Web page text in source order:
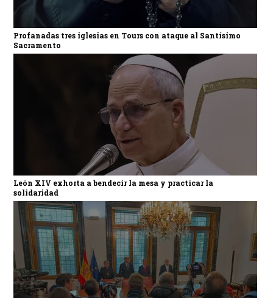
Profanadas tres iglesias en Tours con ataque al Santísimo
Sacramento
León XIV exhorta a bendecir la mesa y practicar la
solidaridad